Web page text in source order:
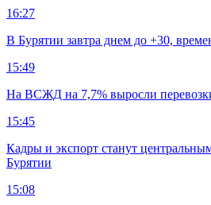
16:27
В Бурятии завтра днем до +30,
15:49
На ВСЖД на 7,7% выросли
15:45
Кадры и экспорт станут
Бурятии
15:08